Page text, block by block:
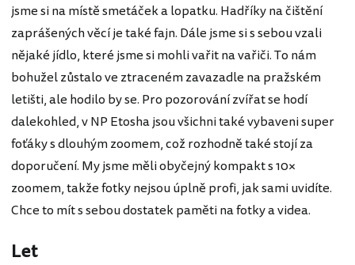
jsme si na místě smetáček a lopatku. Hadříky na čištění
zaprášených věcí je také fajn. Dále jsme si s sebou vzali
nějaké jídlo, které jsme si mohli vařit na vařiči. To nám
bohužel zůstalo ve ztraceném zavazadle na pražském
letišti, ale hodilo by se. Pro pozorování zvířat se hodí
dalekohled, v NP Etosha jsou všichni také vybaveni super
foťáky s dlouhým zoomem, což rozhodně také stojí za
doporučení. My jsme měli obyčejný kompakt s 10×
zoomem, takže fotky nejsou úplně profi, jak sami uvidíte.
Chce to mít s sebou dostatek paměti na fotky a videa.
Let